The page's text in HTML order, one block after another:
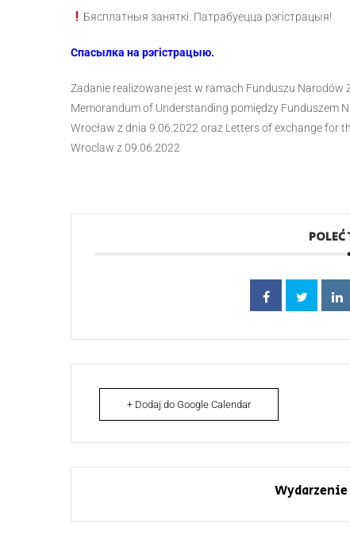
Бясплатныя заняткі. Патрабуецца рэгістрацыя!
Спасылка на рэгістрацыю.
Zadanie realizowane jest w ramach Funduszu Narodów
Memorandum of Understanding pomiędzy Funduszem
Wrocław z dnia 9.06.2022 oraz Letters of exchange for
Wroclaw z 09.06.2022
+ Dodaj do Google Calendar
Wydarzenie